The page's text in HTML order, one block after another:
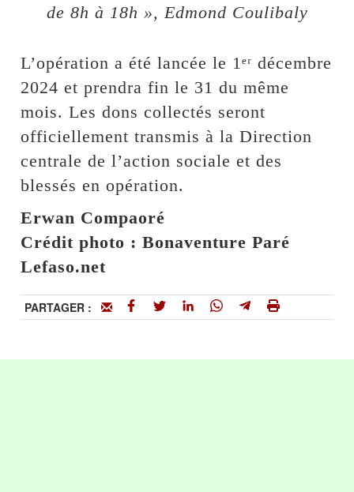
de 8h à 18h », Edmond Coulibaly
L’opération a été lancée le 1ᵉʳ décembre
2024 et prendra fin le 31 du même
mois. Les dons collectés seront
officiellement transmis à la Direction
centrale de l’action sociale et des
blessés en opération.
Erwan Compaoré
Crédit photo : Bonaventure Paré
Lefaso.net
PARTAGER :